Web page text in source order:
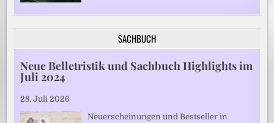
SACHBUCH
Neue Belletristik und Sachbuch Highlights im
Juli 2024
28. Juli 2026
Neuerscheinungen und Bestseller in